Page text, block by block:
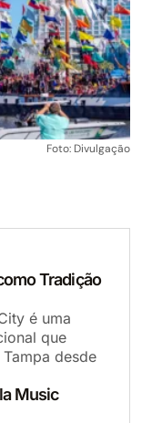
Foto: Divulgação
Tradição
é uma
que
desde
Music